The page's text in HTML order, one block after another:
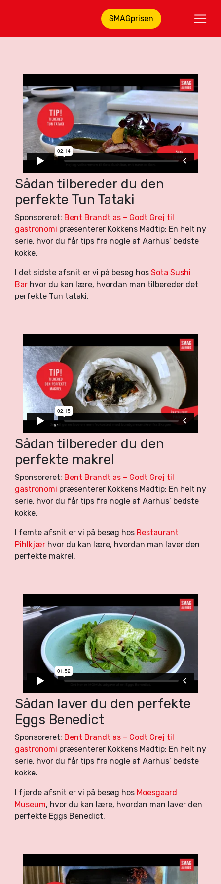
SMAGprisen
Sådan tilbereder du den
perfekte Tun Tataki
Sponsoreret: Bent Brandt as – Godt Grej til
gastronomi præsenterer Kokkens Madtip: En helt ny
serie, hvor du får tips fra nogle af Aarhus’ bedste
kokke.
I det sidste afsnit er vi på besøg hos Sota Sushi
Bar hvor du kan lære, hvordan man tilbereder det
perfekte Tun tataki.
Sådan tilbereder du den
perfekte makrel
Sponsoreret: Bent Brandt as – Godt Grej til
gastronomi præsenterer Kokkens Madtip: En helt ny
serie, hvor du får tips fra nogle af Aarhus’ bedste
kokke.
I femte afsnit er vi på besøg hos Restaurant
Pihlkjær hvor du kan lære, hvordan man laver den
perfekte makrel.
Sådan laver du den perfekte
Eggs Benedict
Sponsoreret: Bent Brandt as – Godt Grej til
gastronomi præsenterer Kokkens Madtip: En helt ny
serie, hvor du får tips fra nogle af Aarhus’ bedste
kokke.
I fjerde afsnit er vi på besøg hos Moesgaard
Museum, hvor du kan lære, hvordan man laver den
perfekte Eggs Benedict.